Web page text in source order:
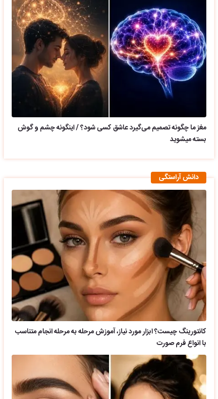
مغز ما چگونه تصمیم می‌گیرد عاشق کسی شود؟ / اینگونه چشم و گوش
بسته میشوید
دانش آراستگی
کانتورینگ چیست؟ ابزار مورد نیاز، آموزش مرحله به مرحله انجام متناسب
با انواع فرم صورت